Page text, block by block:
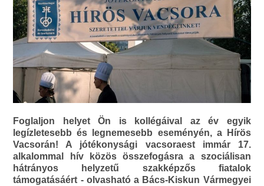
Foglaljon helyet Ön is kollégáival az év egyik
legízletesebb és legnemesebb eseményén, a Hírös
Vacsorán! A jótékonysági vacsoraest immár 17.
alkalommal hív közös összefogásra a szociálisan
hátrányos helyzetű szakképzős fiatalok
támogatásáért - olvasható a Bács-Kiskun Vármegyei